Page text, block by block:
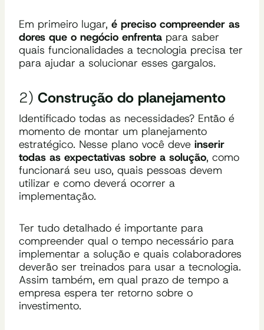
Em primeiro lugar, é preciso compreender as
dores que o negócio enfrenta para saber
quais funcionalidades a tecnologia precisa ter
para ajudar a solucionar esses gargalos.
2) Construção do planejamento
Identificado todas as necessidades? Então é
momento de montar um planejamento
estratégico. Nesse plano você deve inserir
todas as expectativas sobre a solução, como
funcionará seu uso, quais pessoas devem
utilizar e como deverá ocorrer a
implementação.
Ter tudo detalhado é importante para
compreender qual o tempo necessário para
implementar a solução e quais colaboradores
deverão ser treinados para usar a tecnologia.
Assim também, em qual prazo de tempo a
empresa espera ter retorno sobre o
investimento.